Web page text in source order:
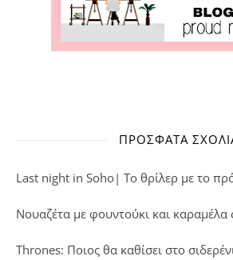
ΠΡΌΣΦΑΤΑ
Last night in Soho| Το θρίλερ με το
Νουαζέτα με φουντούκι και καραμέλα
Thrones: Ποιος θα καθίσει στο